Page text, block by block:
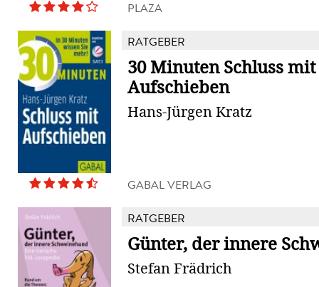
PLAZA
RATGEBER
30 Minuten Schluss mit
Aufschieben
Hans-Jürgen Kratz
GABAL VERLAG
RATGEBER
Günter, der innere
Stefan Frädrich